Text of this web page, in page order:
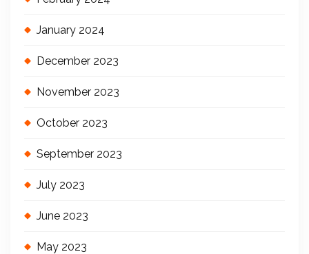
January 2024
December 2023
November 2023
October 2023
September 2023
July 2023
June 2023
May 2023